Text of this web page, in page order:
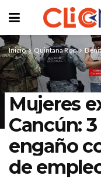
Inicio Quintana Roo
Mujeres
Cancún:
engaño
de